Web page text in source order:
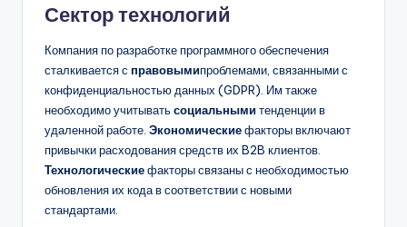
Сектор технологий
Компания по разработке программного обеспечения
сталкивается с правовымипроблемами, связанными с
конфиденциальностью данных (GDPR). Им также
необходимо учитыватьсоциальнымитенденции в
удаленной работе. Экономическиефакторы включают
привычки расходования средств их B2B клиентов.
Технологическиефакторы связаны с необходимостью
обновления их кода в соответствии с новыми
стандартами.